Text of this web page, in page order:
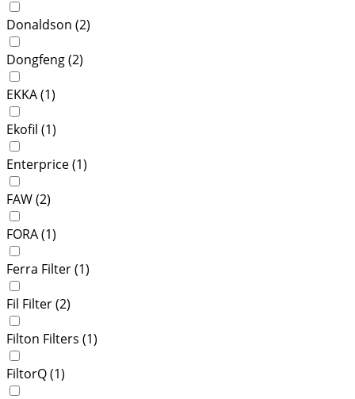
Donaldson (2)
Dongfeng (2)
EKKA (1)
Ekofil (1)
Enterprice (1)
FAW (2)
FORA (1)
Ferra Filter (1)
Fil Filter (2)
Filton Filters (1)
FiltorQ (1)